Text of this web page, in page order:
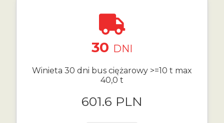
30 DNI
Winieta 30 dni bus ciężarowy >=10 t max
40,0 t
601.6 PLN